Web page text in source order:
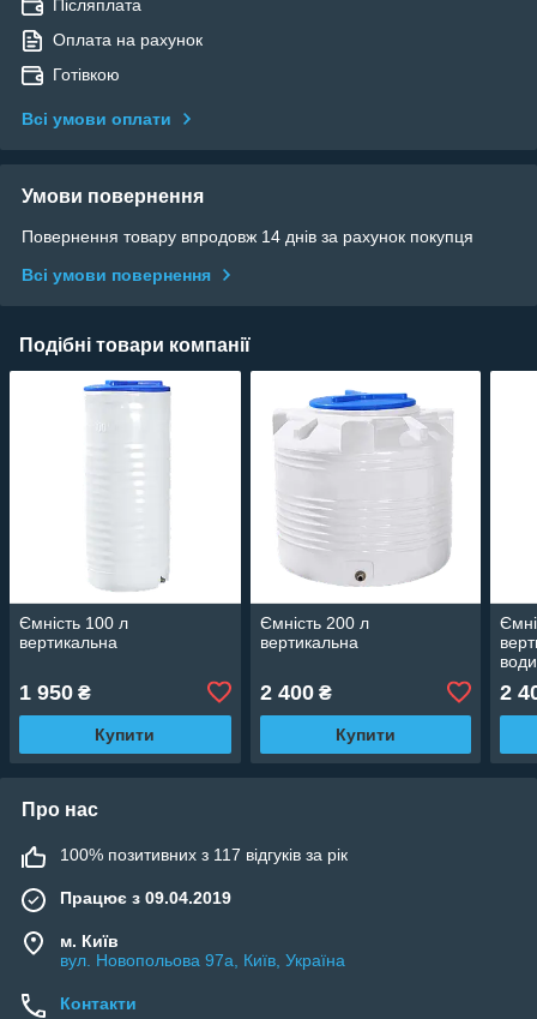
Післяплата
Оплата на рахунок
Готівкою
Всі умови оплати
Умови повернення
Повернення товару впродовж 14 днів за рахунок покупця
Всі умови повернення
Подібні товари компанії
Ємність 100 л
вертикальна
1 950 ₴
Купити
Ємність 200 л
вертикальна
2 400₴
Купити
2
Про нас
100% позитивних з 117 відгуків за рік
Працює з 09.04.2019
м. Київ
вул. Новопольова 97а, Київ, Україна
Контакти